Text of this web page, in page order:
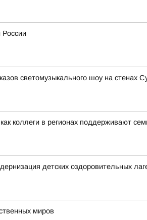
светомузыкального шоу на стенах
коллеги в регионах поддерживают
детских оздоровительных
миров